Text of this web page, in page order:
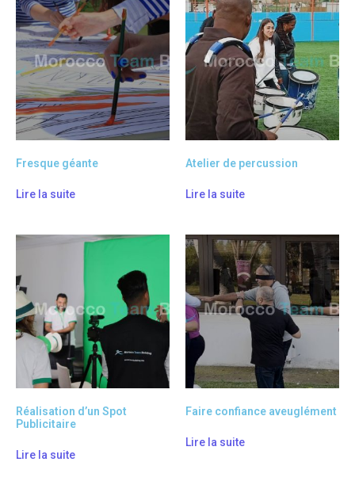
Fresque géante
Lire la suite
Atelier de percussion
Lire la suite
Réalisation d’un Spot
Publicitaire
Lire la suite
Faire confiance aveuglément
Lire la suite